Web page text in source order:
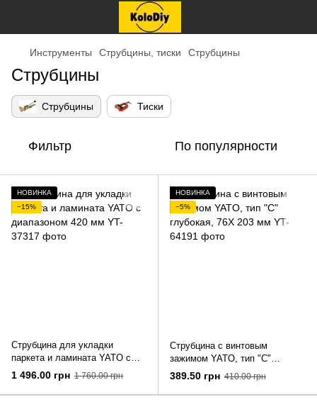
Инструменты Струбцины, тиски Струбцины
Струбцины
Струбцины Тиски
Фильтр По популярности
НОВИНКА
−15%
Струбцина для укладки
паркета и ламината YATO с
диапазоном 420 мм
1 496.00 грн 1 760.00 грн
НОВИНКА
−5%
Струбцина с винтовым
зажимом YATO, тип "С"
глубокая, 76Х 203 мм
389.50 грн 410.00 грн